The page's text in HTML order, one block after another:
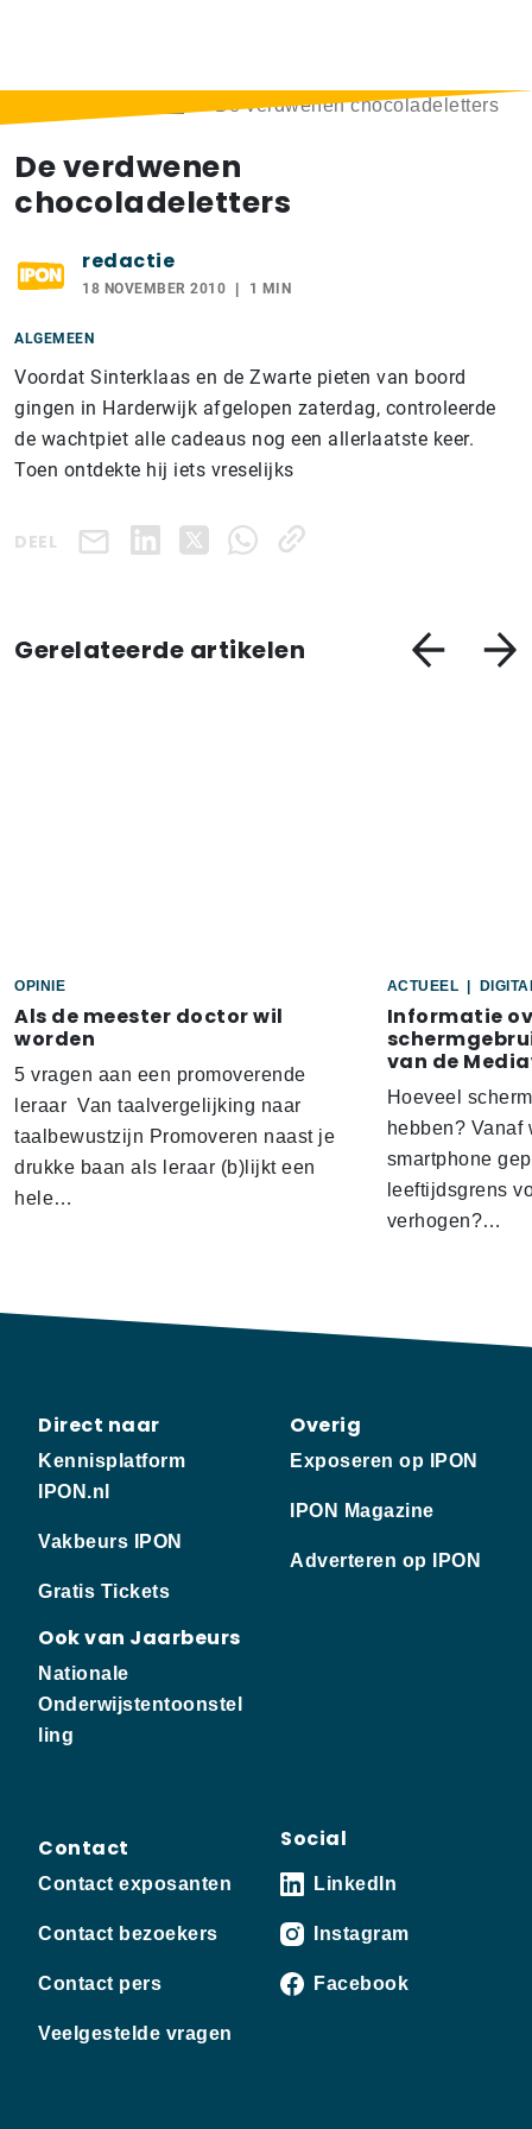
De verdwenen chocoladeletters
De verdwenen
chocoladeletters
redactie
18 NOVEMBER 2010 1 MIN
ALGEMEEN
Voordat Sinterklaas en de Zwarte pieten van boord
gingen in Harderwijk afgelopen zaterdag, controleerde
de wachtpiet alle cadeaus nog een allerlaatste keer.
Toen ontdekte hij iets vreselijks
DEEL
Gerelateerde artikelen
OPINIE
Als de meester doctor wil
worden
5 vragen aan een promoverende
leraar Van taalvergelijking naar
taalbewustzijn Promoveren naast je
drukke baan als leraar (b)lijkt een
hele…
ACTUEEL
Informatie
van de
Hoeveel
hebben?
smartphone
leeftijdsgrens
verhogen?…
Direct naar
Kennisplatform
IPON.nl
Vakbeurs IPON
Gratis Tickets
Ook van Jaarbeurs
Nationale
Onderwijstentoonstel
ling
Overig
Exposeren op IPON
IPON Magazine
Adverteren op IPON
Contact
Contact exposanten
Contact bezoekers
Contact pers
Veelgestelde vragen
Social
LinkedIn
Instagram
Facebook